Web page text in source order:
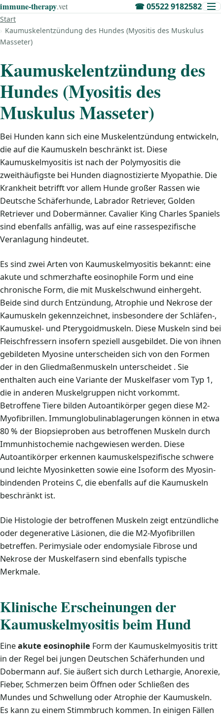
immune‑therapy.vet ☎05522 9182582
Start
Kaumuskelentzündung des Hundes (Myositis des Muskulus
Masseter)
Kaumuskelentzündung des
Hundes (Myositis des
Muskulus Masseter)
Bei Hunden kann sich eine Muskelentzündung entwickeln,
die auf die Kaumuskeln beschränkt ist. Diese
Kaumuskelmyositis ist nach der Polymyositis die
zweithäufigste bei Hunden diagnostizierte Myopathie. Die
Krankheit betrifft vor allem Hunde großer Rassen wie
Deutsche Schäferhunde, Labrador Retriever, Golden
Retriever und Dobermänner. Cavalier King Charles Spaniels
sind ebenfalls anfällig, was auf eine rassespezifische
Veranlagung hindeutet.
Es sind zwei Arten von Kaumuskelmyositis bekannt: eine
akute und schmerzhafte eosinophile Form und eine
chronische Form, die mit Muskelschwund einhergeht.
Beide sind durch Entzündung, Atrophie und Nekrose der
Kaumuskeln gekennzeichnet, insbesondere der Schläfen-,
Kaumuskel- und Pterygoidmuskeln. Diese Muskeln sind bei
Fleischfressern insofern speziell ausgebildet. Die von ihnen
gebildeten Myosine unterscheiden sich von den Formen
der in den Gliedmaßenmuskeln unterscheidet . Sie
enthalten auch eine Variante der Muskelfaser vom Typ 1,
die in anderen Muskelgruppen nicht vorkommt.
Betroffene Tiere bilden Autoantikörper gegen diese M2-
Myofibrillen. Immunglobulinablagerungen können in etwa
80 % der Biopsieproben aus betroffenen Muskeln durch
Immunhistochemie nachgewiesen werden. Diese
Autoantikörper erkennen kaumuskelspezifische schwere
und leichte Myosinketten sowie eine Isoform des Myosin-
bindenden Proteins C, die ebenfalls auf die Kaumuskeln
beschränkt ist.
Die Histologie der betroffenen Muskeln zeigt entzündliche
oder degenerative Läsionen, die die M2-Myofibrillen
betreffen. Perimysiale oder endomysiale Fibrose und
Nekrose der Muskelfasern sind ebenfalls typische
Merkmale.
Klinische Erscheinungen der
Kaumuskelmyositis beim Hund
Eineakute eosinophile Form der Kaumuskelmyositis tritt
in der Regel bei jungen Deutschen Schäferhunden und
Dobermann auf. Sie äußert sich durch Lethargie, Anorexie,
Fieber, Schmerzen beim Öffnen oder Schließen des
Mundes und Schwellung oder Atrophie der Kaumuskeln.
Es kann zu einem Stimmbruch kommen. In einigen Fällen